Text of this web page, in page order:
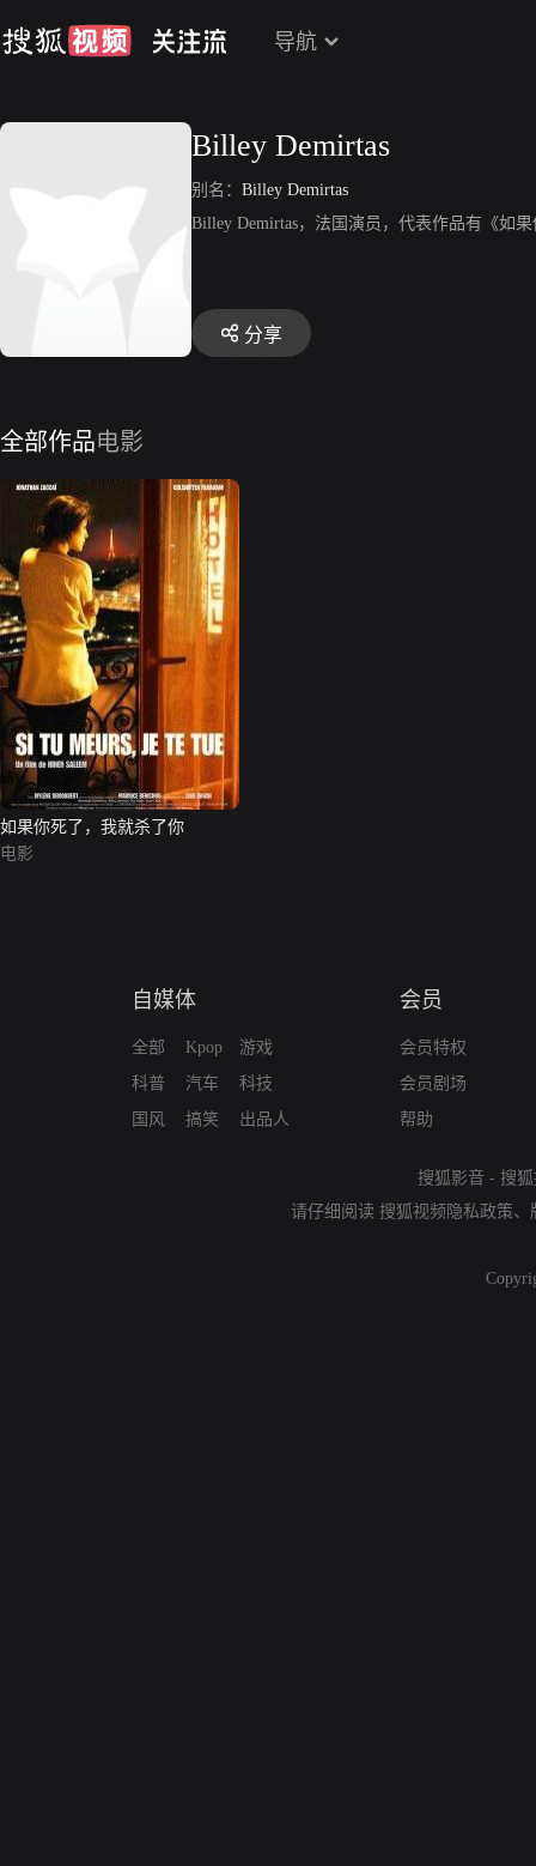
导航
Billey Demirtas
别名： Billey Demirtas
Billey Demirtas，法国演员，代表作品有《如
分享
全部作品电影
如果你死了，我就杀了你
电影
自媒体
全部
科普
国风
Kpop
汽车
搞笑
游戏
科技
出品人
会员
会员特权
会员剧场
帮助
搜狐影音 - 搜
请仔细阅读 搜狐视频隐私政策、